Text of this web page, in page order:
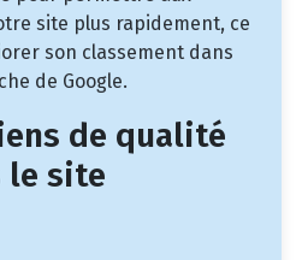
site plus rapidement, ce
son classement dans
de Google.
de qualité
le site